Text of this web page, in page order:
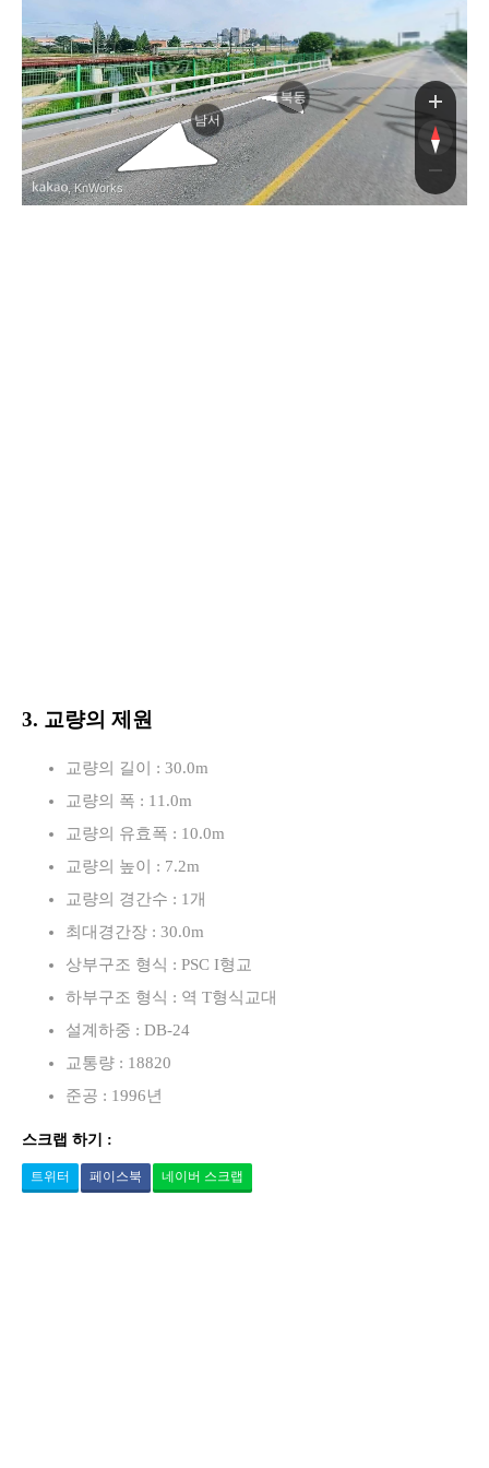
남서
북동
, KnWorks
3. 교량의 제원
교량의 길이 : 30.0m
교량의 폭 : 11.0m
교량의 유효폭 : 10.0m
교량의 높이 : 7.2m
교량의 경간수 : 1개
최대경간장 : 30.0m
상부구조 형식 : PSC I형교
하부구조 형식 : 역 T형식교대
설계하중 : DB-24
교통량 : 18820
준공 : 1996년
스크랩 하기 :
트위터 페이스북 네이버 스크랩